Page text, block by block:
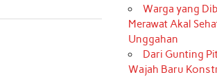
Warga yang
Merawat Akal
Unggahan
Dari Gunting
Wajah Baru